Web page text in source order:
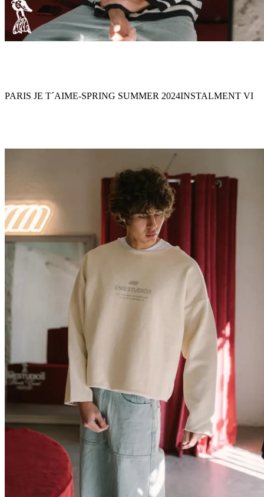
PARIS JE T´AIME-SPRING SUMMER 2024INSTALMENT VI